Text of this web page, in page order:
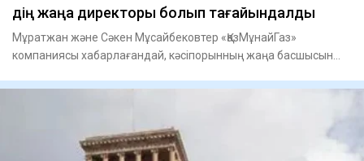
дің жаңа директоры болып ​тағайындалды
Мұратжан және Сәкен Мұсайбековтер «ҚазМұнайГаз»
компаниясы хабарлағандай, кәсіпорынның жаңа басшысын